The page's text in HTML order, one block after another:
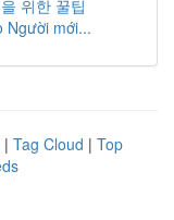
위한 꿀팁
Người mới...
| Tag Cloud | Top